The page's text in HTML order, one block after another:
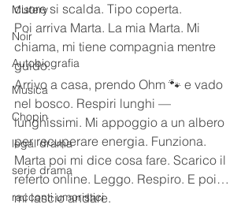
Mistery
Noir
Autobiografia
Musica
Chopin
legal drama
serie drama
racconti umoristici
cuore si scalda. Tipo coperta.
Poi arriva Marta. La mia Marta. Mi
chiama, mi tiene compagnia mentre
guido.
Arrivo a casa, prendo Ohm 🐾 e vado
nel bosco. Respiri lunghi —
lunghissimi. Mi appoggio a un albero
per recuperare energia. Funziona.
Marta poi mi dice cosa fare. Scarico il
referto online. Leggo. Respiro. E poi…
mi lascio andare.